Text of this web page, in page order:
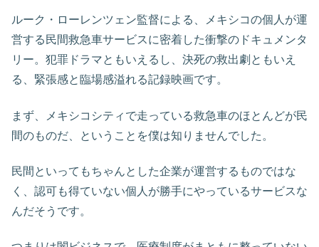
ルーク・ローレンツェン監督による、メキシコの個人が運
営する民間救急車サービスに密着した衝撃のドキュメンタ
リー。犯罪ドラマともいえるし、決死の救出劇ともいえ
る、緊張感と臨場感溢れる記録映画です。
まず、メキシコシティで走っている救急車のほとんどが民
間のものだ、ということを僕は知りませんでした。
民間といってもちゃんとした企業が運営するものではな
く、認可も得ていない個人が勝手にやっているサービスな
んだそうです。